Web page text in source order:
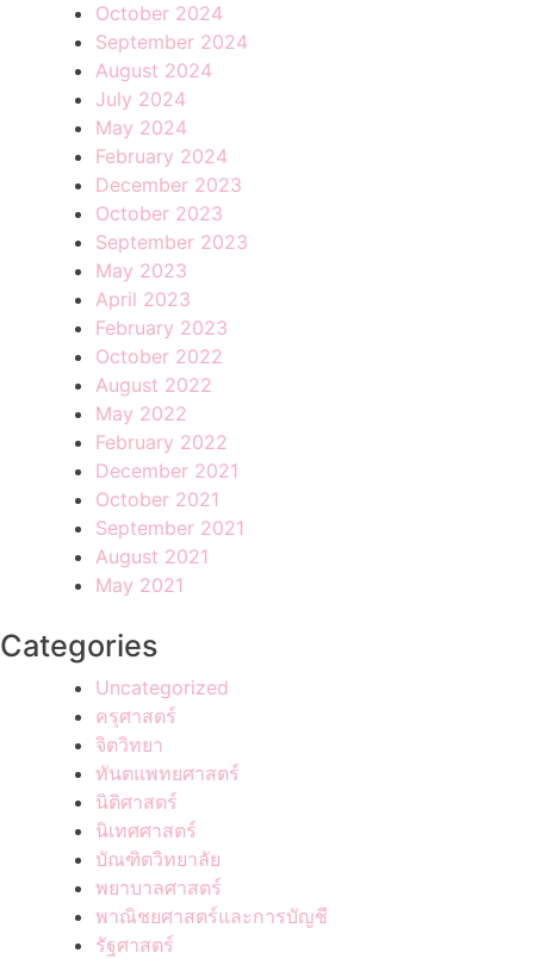
October 2024
September 2024
August 2024
July 2024
May 2024
February 2024
December 2023
October 2023
September 2023
May 2023
April 2023
February 2023
October 2022
August 2022
May 2022
February 2022
December 2021
October 2021
September 2021
August 2021
May 2021
Categories
Uncategorized
ครุศาสตร์
จิตวิทยา
ทันตแพทยศาสตร์
นิติศาสตร์
นิเทศศาสตร์
บัณฑิตวิทยาลัย
พยาบาลศาสตร์
พาณิชยศาสตร์และการบัญชี
รัฐศาสตร์